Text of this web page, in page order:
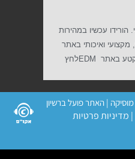
עכשיו במהירות
מקצועי ואיכותי באתר
באתר
EDMלחץ
| מדיניות פרטיות